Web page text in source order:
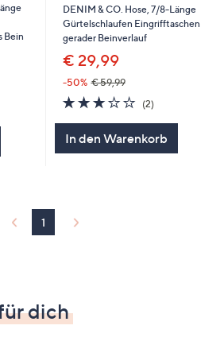
Bein
DENIM & CO. Hose, 7/8-Länge
Gürtelschlaufen Eingrifftaschen
gerader Beinverlauf
€ 29,99
-50% € 59,99
3.0
von
(2)2
In den Warenkorb
1
dich